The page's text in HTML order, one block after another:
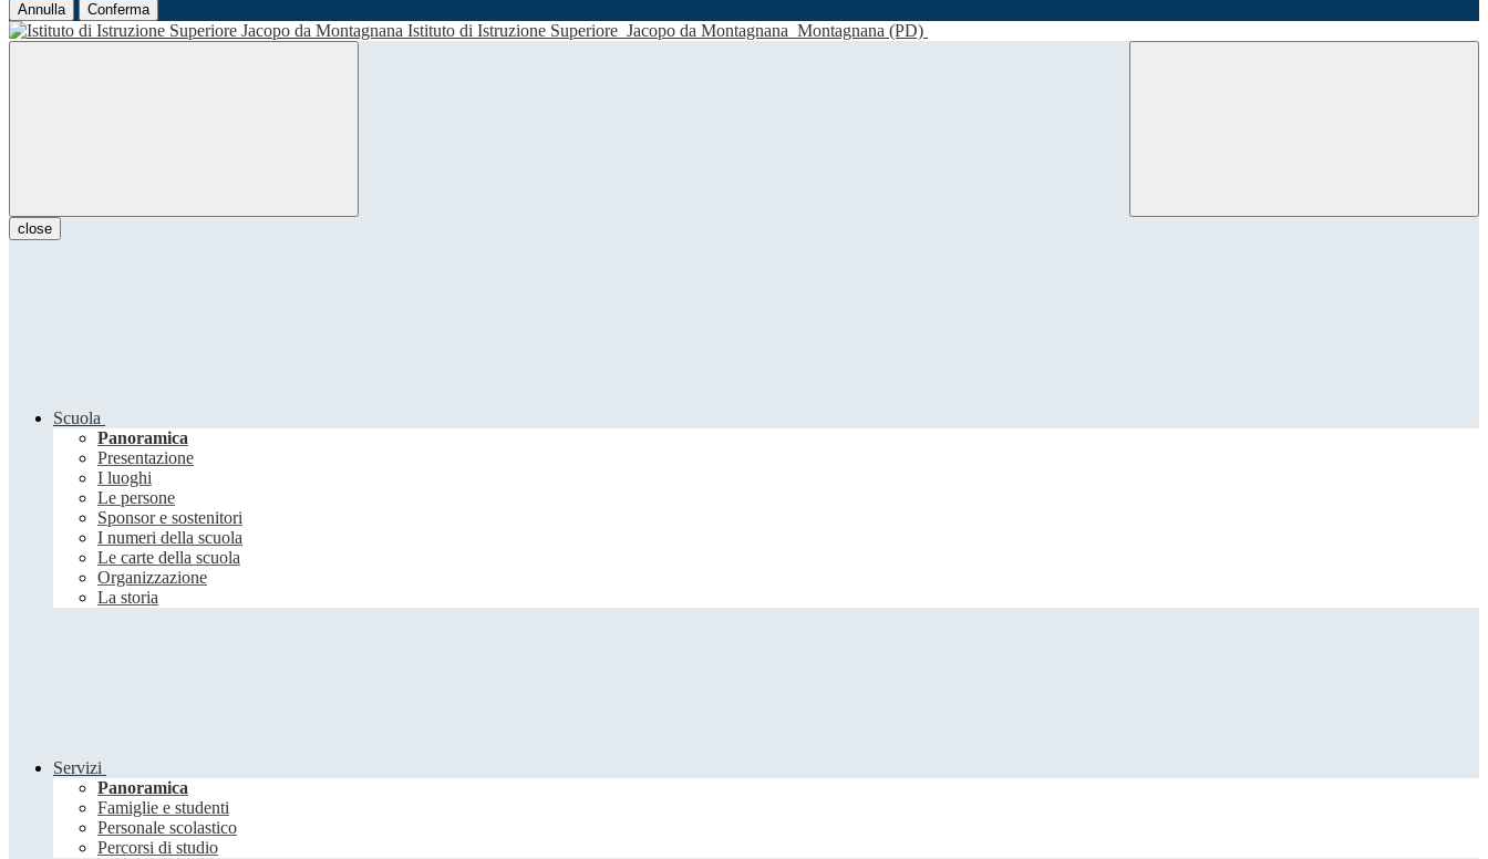
Annulla Conferma
Istituto di Istruzione Superiore Jacopo da Montagnana Montagnana (PD)
close
Scuola
Panoramica
Presentazione
I luoghi
Le persone
Sponsor e sostenitori
I numeri della scuola
Le carte della scuola
Organizzazione
La storia
Servizi
Panoramica
Famiglie e studenti
Personale scolastico
Percorsi di studio